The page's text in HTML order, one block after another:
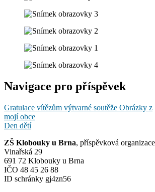
Navigace pro příspěvek
Gratulace vítězům výtvarné soutěže Obrázky z
mojí obce
Den dětí
ZŠ Klobouky u Brna, příspěvková organizace
Vinařská 29
691 72 Klobouky u Brna
IČO 48 45 26 88
ID schránky gj4zn56